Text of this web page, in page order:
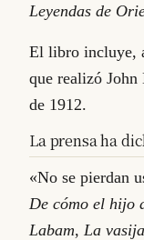
Leyendas de
El libro incluye,
que realizó
de 1912.
La prensa ha
«No se pierdan
De cómo el hijo
Labam, La